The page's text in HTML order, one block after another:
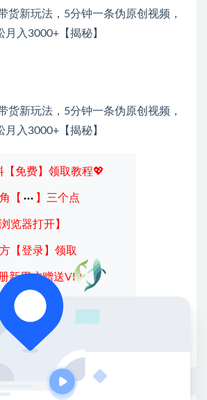
【免费】领取教程💖
【 】三个点
览器打开】
方【登录】领取
新用户赠送VIP
链接